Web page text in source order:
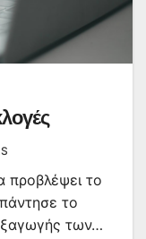
προβλέψει το
το
των…